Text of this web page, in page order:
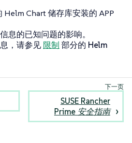
Helm Chart 储存库安装的 APP
息的已知问题的影响。
，请参见 限制 部分的 Helm
SUSE Rancher
Prime 安全指南